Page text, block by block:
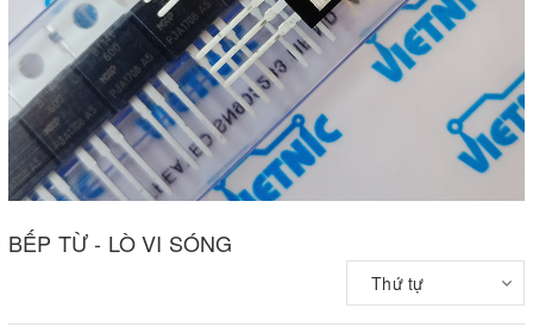
BẾP TỪ - LÒ VI SÓNG
Thứ tự